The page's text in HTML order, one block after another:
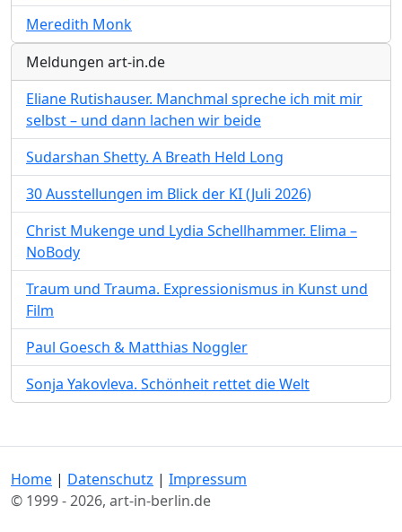
Meredith Monk
Meldungen art-in.de
Eliane Rutishauser. Manchmal spreche ich mit mir
selbst – und dann lachen wir beide
Sudarshan Shetty. A Breath Held Long
30 Ausstellungen im Blick der KI (Juli 2026)
Christ Mukenge und Lydia Schellhammer. Elima –
NoBody
Traum und Trauma. Expressionismus in Kunst und
Film
Paul Goesch & Matthias Noggler
Sonja Yakovleva. Schönheit rettet die Welt
Home | Datenschutz | Impressum
© 1999 - 2026, art-in-berlin.de